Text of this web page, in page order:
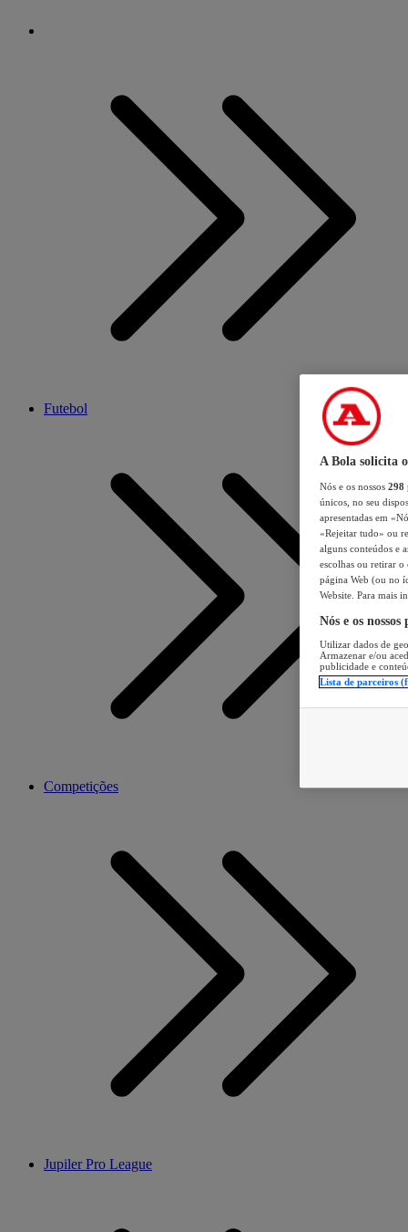
Futebol
Competições
Jupiler Pro League
A Bola solicita
Nós e os nossos 298
únicos, no seu
apresentadas em
«Rejeitar tudo» ou
alguns conteúdos e
escolhas ou retirar
página Web (ou no
Website. Para mais
Nós e os
Utilizar dados de
Armazenar e/ou
publicidade e
Lista de parceiros